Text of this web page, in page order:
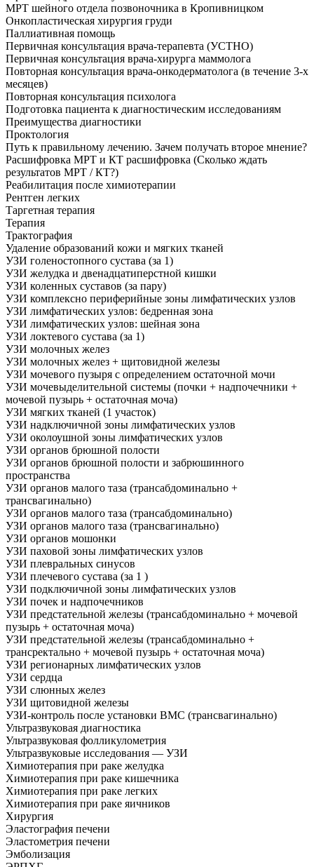
МРТ шейного отдела позвоночника в Кропивницком
Онкопластическая хирургия груди
Паллиативная помощь
Первичная консультация врача-терапевта (УСТНО)
Первичная консультация врача-хирурга маммолога
Повторная консультация врача-онкодерматолога (в течение 3-х
месяцев)
Повторная консультация психолога
Подготовка пациента к диагностическим исследованиям
Преимущества диагностики
Проктология
Путь к правильному лечению. Зачем получать второе мнение?
Расшифровка МРТ и КТ расшифровка (Сколько ждать
результатов МРТ / КТ?)
Реабилитация после химиотерапии
Рентген легких
Таргетная терапия
Терапия
Трактография
Удаление образований кожи и мягких тканей
УЗИ голеностопного сустава (за 1)
УЗИ желудка и двенадцатиперстной кишки
УЗИ коленных суставов (за пару)
УЗИ комплексно периферийные зоны лимфатических узлов
УЗИ лимфатических узлов: бедренная зона
УЗИ лимфатических узлов: шейная зона
УЗИ локтевого сустава (за 1)
УЗИ молочных желез
УЗИ молочных желез + щитовидной железы
УЗИ мочевого пузыря с определением остаточной мочи
УЗИ мочевыделительной системы (почки + надпочечники +
мочевой пузырь + остаточная моча)
УЗИ мягких тканей (1 участок)
УЗИ надключичной зоны лимфатических узлов
УЗИ околоушной зоны лимфатических узлов
УЗИ органов брюшной полости
УЗИ органов брюшной полости и забрюшинного
пространства
УЗИ органов малого таза (трансабдоминально +
трансвагинально)
УЗИ органов малого таза (трансабдоминально)
УЗИ органов малого таза (трансвагинально)
УЗИ органов мошонки
УЗИ паховой зоны лимфатических узлов
УЗИ плевральных синусов
УЗИ плечевого сустава (за 1 )
УЗИ подключичной зоны лимфатических узлов
УЗИ почек и надпочечников
УЗИ предстательной железы (трансабдоминально + мочевой
пузырь + остаточная моча)
УЗИ предстательной железы (трансабдоминально +
трансректально + мочевой пузырь + остаточная моча)
УЗИ регионарных лимфатических узлов
УЗИ сердца
УЗИ слюнных желез
УЗИ щитовидной железы
УЗИ-контроль после установки ВМС (трансвагинально)
Ультразвуковая диагностика
Ультразвуковая фолликулометрия
Ультразвуковые исследования — УЗИ
Химиотерапия при раке желудка
Химиотерапия при раке кишечника
Химиотерапия при раке легких
Химиотерапия при раке яичников
Хирургия
Эластография печени
Эластометрия печени
Эмболизация